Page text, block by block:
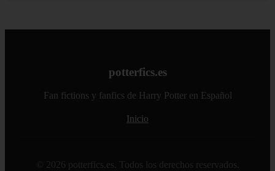
potterfics.es
Fan fictions y fanfics de Harry Potter en Español
Inicio
© 2026 potterfics.es. Todos los derechos reservados.